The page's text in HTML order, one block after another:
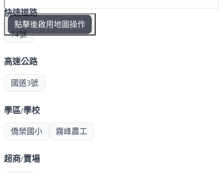
點擊後啟用地圖操作
快速道路
74號
高速公路
國道3號
學區/學校
僑榮國小 霧峰農工
超商/賣場